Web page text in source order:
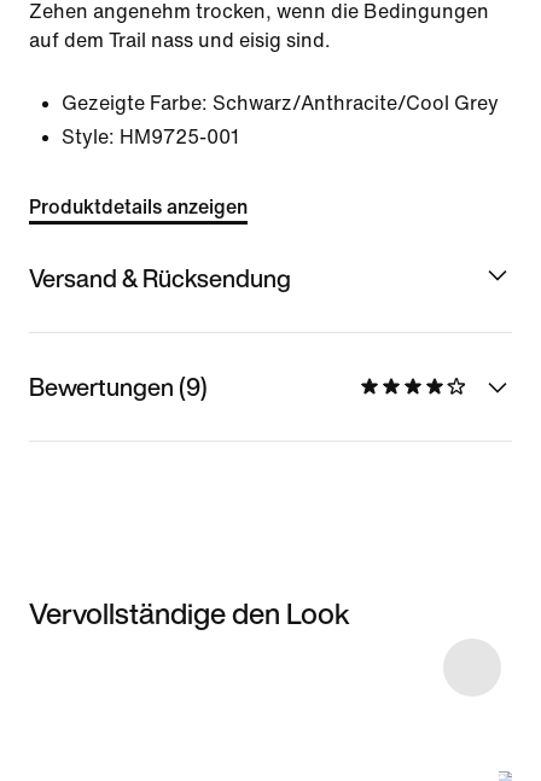
Zehen angenehm trocken, wenn die Bedingungen
auf dem Trail nass und eisig sind.
Gezeigte Farbe: Schwarz/Anthracite/Cool Grey
Style: HM9725-001
Produktdetails anzeigen
Versand & Rücksendung
Bewertungen (9)
Vervollständige den Look